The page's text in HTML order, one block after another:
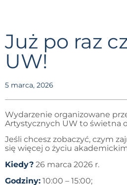
Już po raz
UW!
5 marca, 2026
Wydarzenie organizowane
Artystycznych UW to świetna
Jeśli chcesz zobaczyć, czym
się więcej o życiu
Kiedy? 26 marca 2026 r.
Godziny: 10:00 – 15:00;